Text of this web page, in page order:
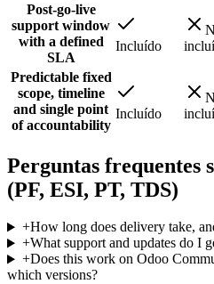
Post-go-live
support window
with a defined
SLA
Incluído
Predictable fixed
scope, timeline
and single point
of accountability
Incluído
Perguntas frequentes
(PF, ESI, PT, TDS)
+How long does delivery take,
+What support and updates do I
+Does this work on Odoo
which versions?